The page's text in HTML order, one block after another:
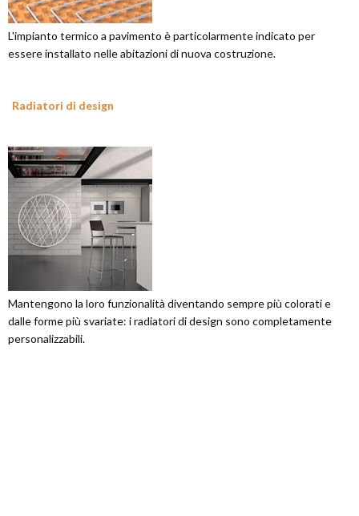
L'impianto termico a pavimento è particolarmente indicato per
essere installato nelle abitazioni di nuova costruzione.
Radiatori di design
Mantengono la loro funzionalità diventando sempre più colorati e
dalle forme più svariate: i radiatori di design sono completamente
personalizzabili.